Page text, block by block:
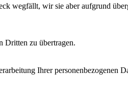
wegfällt, wir sie aber aufgrund
Dritten zu übertragen.
Ihrer personenbezogenen